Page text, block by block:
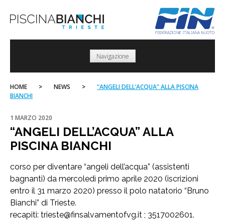
to
Navigazione
HOME > NEWS >
“ANGELI DELL’ACQUA” ALLA PISCINA
BIANCHI
1 MARZO 2020
“ANGELI DELL’ACQUA” ALLA
PISCINA BIANCHI
corso per diventare “angeli dell’acqua” (assistenti
bagnanti) da mercoledì primo aprile 2020 (iscrizioni
entro il 31 marzo 2020) presso il polo natatorio “Bruno
Bianchi” di Trieste.
recapiti: trieste@finsalvamentofvg.it ; 3517002601.